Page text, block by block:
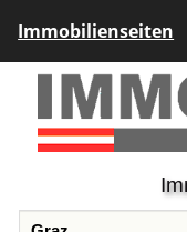
Immobilienseiten